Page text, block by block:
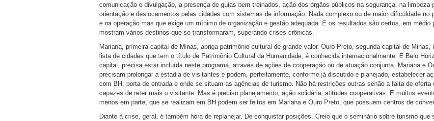
comunicação e divulgação, a presença de guias bem treinados, ação dos órgãos públicos na segurança, na limpeza
orientação e deslocamentos pelas cidades com sistemas de informação. Nada complexo ou de maior dificuldade no
e na operação mas que exige um mínimo de organização e gestão adequada. E os resultados são certos, em médio
mostram vários destinos que se transformaram, superando crises crônicas.
Mariana, primeira capital de Minas, abriga patrimônio cultural de grande valor. Ouro Preto, segunda capital de Minas,
lista de cidades que tem o título de Patrimônio Cultural da Humanidade, é conhecida internacionalmente. E Belo
capital, precisa estar incluída neste programa, através de ações de cooperação ou de atuação conjunta. Mariana e
precisam prolongar a estadia de visitantes e podem, perfeitamente, conforme já discutido e planejado, estabelecer
com BH, porta de entrada e onde se situam as agências de turismo. Não há restrições outras senão a falta de oferta
capazes de reter mais o visitante. Mas é preciso planejamento, ação solidária, atitudes cooperativas. E muitos
menos em parte, que se realizam em BH podem ser feitos em Mariana e Ouro Preto, que possuem centros de
Diante à crise, geral, é também hora de replanejar. De conquistar posições. Creio que o seminário sobre turismo que